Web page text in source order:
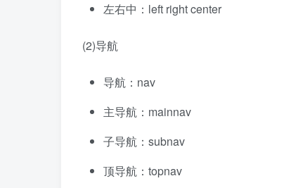
左右中：left right center
(2)导航
导航：nav
主导航：mainnav
子导航：subnav
顶导航：topnav